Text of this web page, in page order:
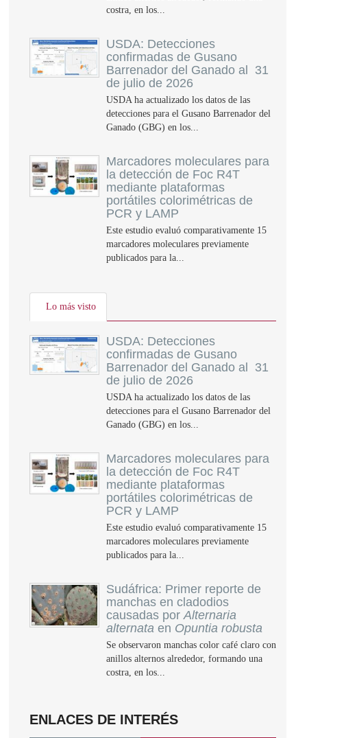
costra, en los...
USDA: Detecciones
confirmadas de Gusano
Barrenador del Ganado al 31
de julio de 2026
USDA ha actualizado los datos de las
detecciones para el Gusano Barrenador del
Ganado (GBG) en los...
Marcadores moleculares para
la detección de Foc R4T
mediante plataformas
portátiles colorimétricas de
PCR y LAMP
Este estudio evaluó comparativamente 15
marcadores moleculares previamente
publicados para la...
Lo más visto
USDA: Detecciones
confirmadas de Gusano
Barrenador del Ganado al 31
de julio de 2026
USDA ha actualizado los datos de las
detecciones para el Gusano Barrenador del
Ganado (GBG) en los...
Marcadores moleculares para
la detección de Foc R4T
mediante plataformas
portátiles colorimétricas de
PCR y LAMP
Este estudio evaluó comparativamente 15
marcadores moleculares previamente
publicados para la...
Sudáfrica: Primer reporte de
manchas en cladodios
causadas porAlternaria
alternata en Opuntia robusta
Se observaron manchas color café claro con
anillos alternos alrededor, formando una
costra, en los...
ENLACES DE INTERÉS